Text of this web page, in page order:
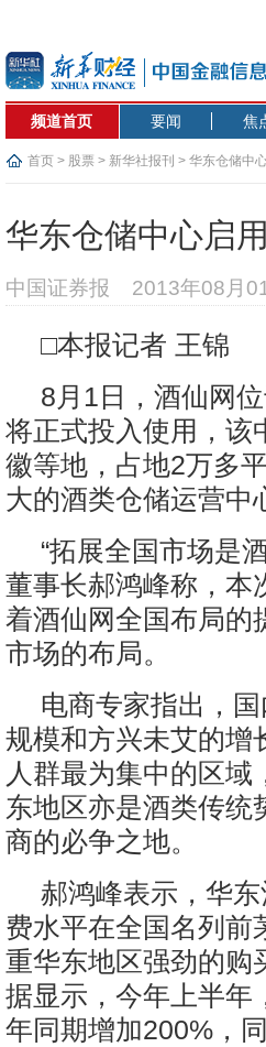
频道首页 要闻 焦
首页 > 股票 > 新华社报刊 > 华东仓储中
华东仓储中心启
中国证券报 2013年08月
□本报记者 王锦
8月1日，酒仙网
将正式投入使用，该
徽等地，占地2万多
大的酒类仓储运营中
“拓展全国市场是
董事长郝鸿峰称，本
着酒仙网全国布局的
市场的布局。
电商专家指出，
规模和方兴未艾的增
人群最为集中的区
东地区亦是酒类传统
商的必争之地。
郝鸿峰表示，华
费水平在全国名列前
重华东地区强劲的购
据显示，今年上半年
年同期增加200%，